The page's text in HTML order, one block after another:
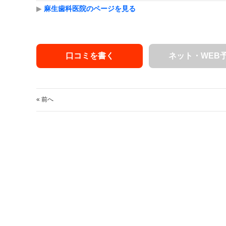
▶ 麻生歯科医院のページを見る
口コミを書く ネット・WEB
« 前へ